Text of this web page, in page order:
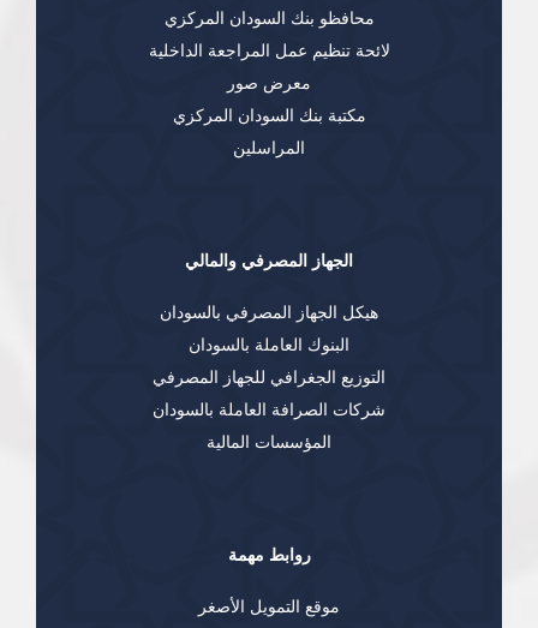
محافظو بنك السودان المركزي
لائحة تنظيم عمل المراجعة الداخلية
معرض صور
مكتبة بنك السودان المركزي
المراسلين
الجهاز المصرفي والمالي
هيكل الجهاز المصرفي بالسودان
البنوك العاملة بالسودان
التوزيع الجغرافي للجهاز المصرفي
شركات الصرافة العاملة بالسودان
المؤسسات المالية
روابط مهمة
موقع التمويل الأصغر